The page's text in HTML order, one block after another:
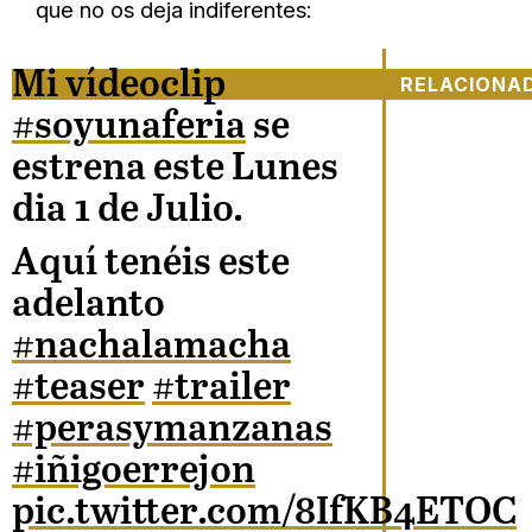
que no os deja indiferentes:
Mi vídeoclip
#soyunaferiase
estrena este Lunes
dia 1 de Julio.
Aquí tenéis este
adelanto
#nachalamacha
#teaser #trailer
#perasymanzanas
#iñigoerrejon
pic.twitter.com/8IfKB4ETOC